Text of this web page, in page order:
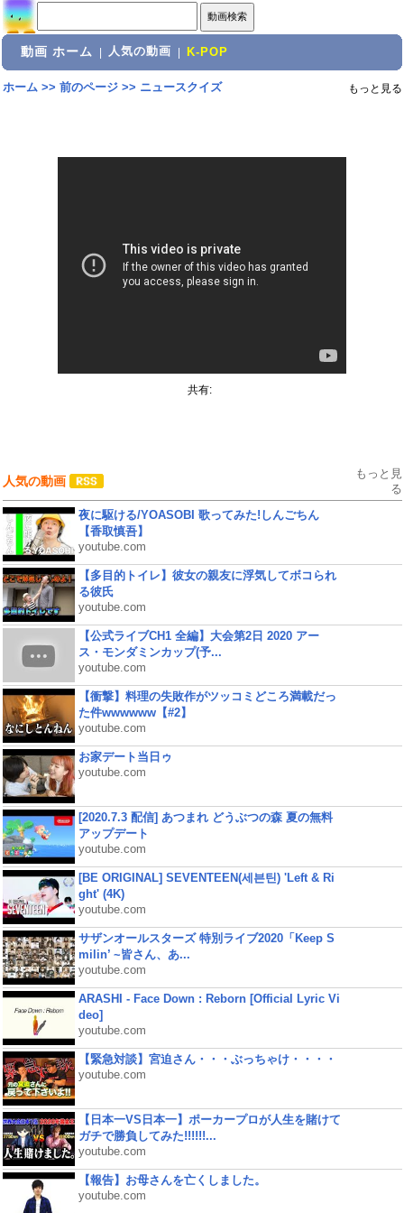
動画 ホーム 人気の動画 K-POP
ホーム>> 前のページ>> ニュースクイズ もっと見る
共有:
人気の動画
もっと見
る
夜に駆ける/YOASOBI 歌ってみた!しんごちん
【香取慎吾】
youtube.com
【多目的トイレ】彼女の親友に浮気してボコられ
る彼氏
youtube.com
【公式ライブCH1 全編】大会第2日 2020 アー
ス・モンダミンカップ(予...
youtube.com
【衝撃】料理の失敗作がツッコミどころ満載だっ
た件wwwwww【#2】
youtube.com
お家デート当日ゥ
youtube.com
[2020.7.3 配信] あつまれ どうぶつの森 夏の無料
アップデート
youtube.com
[BE ORIGINAL] SEVENTEEN(세븐틴) 'Left & Ri
ght' (4K)
youtube.com
サザンオールスターズ 特別ライブ2020「Keep S
milin’ ~皆さん、あ...
youtube.com
ARASHI - Face Down : Reborn [Official Lyric Vi
deo]
youtube.com
【緊急対談】宮迫さん・・・ぶっちゃけ・・・・
youtube.com
【日本一VS日本一】ポーカープロが人生を賭けて
ガチで勝負してみた!!!!!!...
youtube.com
【報告】お母さんを亡くしました。
youtube.com